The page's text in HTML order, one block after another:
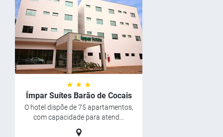
★ ★ ★
Ímpar Suítes Barão de Cocais
O hotel dispõe de 75 apartamentos,
com capacidade para atend...